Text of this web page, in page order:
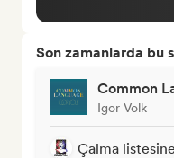
Son zamanlarda bu
Common
Igor Volk
Çalma